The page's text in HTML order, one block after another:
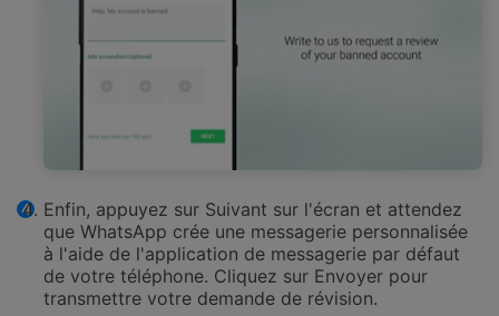
Enfin, appuyez sur Suivant sur l'écran et attendez
que WhatsApp crée une messagerie personnalisée
à l'aide de l'application de messagerie par défaut
de votre téléphone. Cliquez sur Envoyer pour
transmettre votre demande de révision.